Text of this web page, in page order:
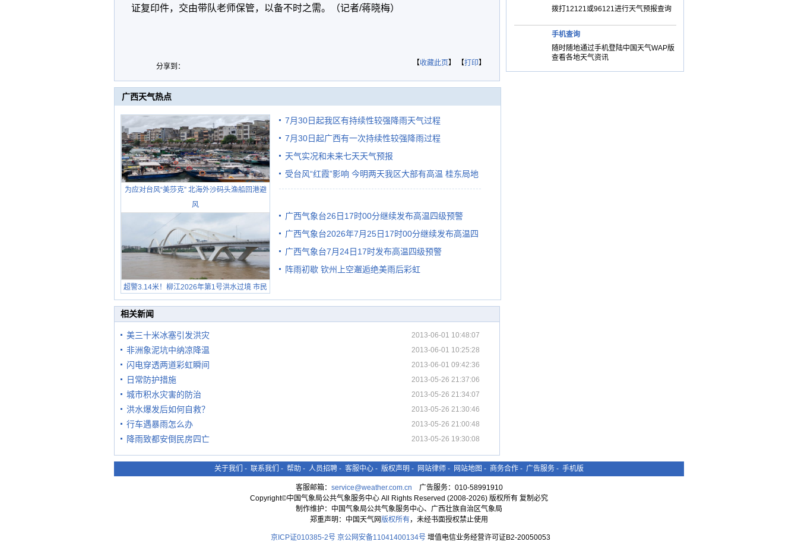
证复印件，交由带队老师保管，以备不时之需。（记者/蒋晓梅）
分享到： 【收藏此页】 【打印】
广西天气热点
为应对台风“美莎克” 北海外沙码头渔船回港避
风
超警3.14米！柳江2026年第1号洪水过境 市民
在堤岸见证汛况
7月30日起我区有持续性较强降雨天气过程
7月30日起广西有一次持续性较强降雨过程
天气实况和未来七天天气预报
受台风“红霞”影响 今明两天我区大部有高温 桂东局地
广西气象台26日17时00分继续发布高温四级预警
广西气象台2026年7月25日17时00分继续发布高温四
级预警
广西气象台7月24日17时发布高温四级预警
阵雨初歇 钦州上空邂逅绝美雨后彩虹
相关新闻
美三十米冰塞引发洪灾 2013-06-01 10:48:07
非洲象泥坑中纳凉降温 2013-06-01 10:25:28
闪电穿透两道彩虹瞬间 2013-06-01 09:42:36
日常防护措施 2013-05-26 21:37:06
城市积水灾害的防治 2013-05-26 21:34:07
洪水爆发后如何自救？ 2013-05-26 21:30:46
行车遇暴雨怎么办 2013-05-26 21:00:48
降雨致都安倒民房四亡 2013-05-26 19:30:08
拨打12121或96121进行天气预报查询
手机查询
随时随地通过手机登陆中国天气WAP版
查看各地天气资讯
关于我们 - 联系我们 - 帮助 - 人员招聘 - 客服中心 - 版权声明 - 网站律师 - 网站地图 - 商务合作 - 广告服务 - 手机版
客服邮箱： service@weather.com.cn 广告服务：010-58991910
Copyright©中国气象局公共气象服务中心 All Rights Reserved (2008-2026) 版权所有 复制必究
制作维护：中国气象局公共气象服务中心、广西壮族自治区气象局
郑重声明：中国天气网版权所有，未经书面授权禁止使用
京ICP证010385-2号 京公网安备11041400134号增值电信业务经营许可证B2-20050053